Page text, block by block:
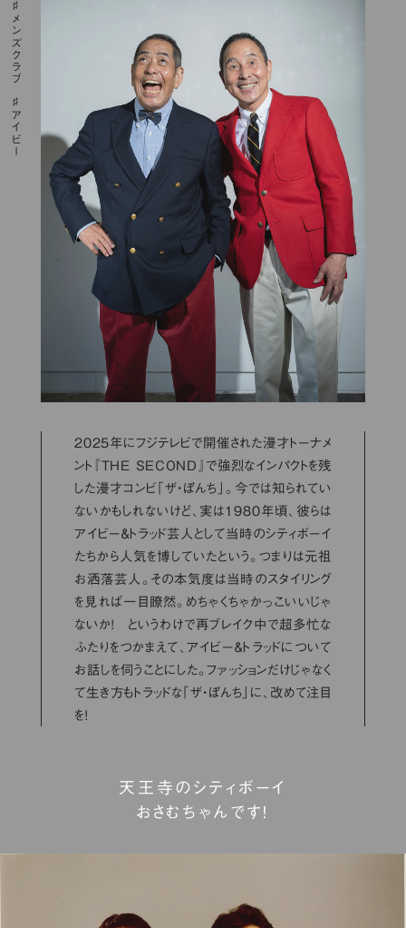
2025年にフジテレビで開催された漫才トーナメ
ント『THE SECOND』で強烈なインパクトを残
した漫才コンビ「ザ・ぼんち」。今では知られてい
ないかもしれないけど、実は1980年頃、彼らは
アイビー＆トラッド芸人として当時のシティボーイ
たちから人気を博していたという。つまりは元祖
お洒落芸人。その本気度は当時のスタイリング
を見れば一目瞭然。めちゃくちゃかっこいいじゃ
ないか！ というわけで再ブレイク中で超多忙な
ふたりをつかまえて、アイビー＆トラッドについて
お話しを伺うことにした。ファッションだけじゃなく
て生き方もトラッドな「ザ・ぼんち」に、改めて注目
を！
メンズクラブ
アイビー
天王寺のシティボーイ
おさむちゃんです！